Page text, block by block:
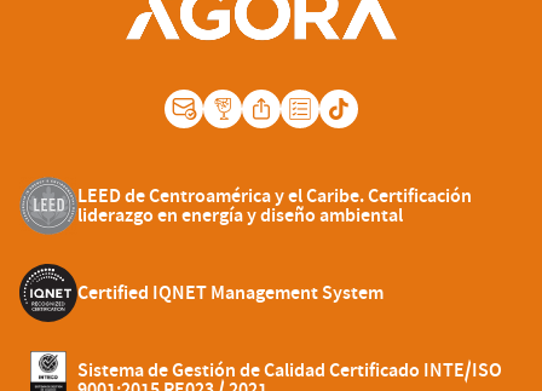
LEED de Centroamérica y el Caribe. Certificación
liderazgo en energía y diseño ambiental
Certified IQNET Management System
Sistema de Gestión de Calidad Certificado INTE/ISO